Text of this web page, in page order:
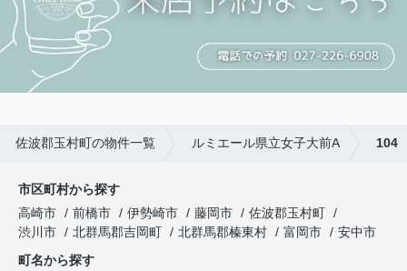
佐波郡玉村町の物件一覧 ルミエール県立女子大前A 104
市区町村から探す
高崎市
前橋市 伊勢崎市 藤岡市
佐波郡玉村町
渋川市
北群馬郡吉岡町 北群馬郡榛東村 富岡市
安中市
町名から探す